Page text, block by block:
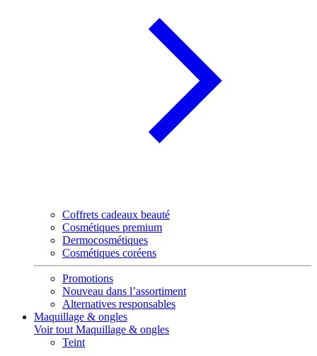
Coffrets cadeaux beauté
Cosmétiques premium
Dermocosmétiques
Cosmétiques coréens
Promotions
Nouveau dans l’assortiment
Alternatives responsables
Maquillage & ongles
Voir tout Maquillage & ongles
Teint